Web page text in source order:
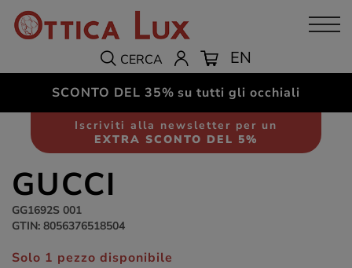
CERCA EN
SCONTO DEL 35% su tutti gli occhiali
Iscriviti alla newsletter per un
EXTRA SCONTO DEL 5%
Occhiali da sole Donna
GUCCI
GG1692S 001
GTIN: 8056376518504
Solo 1 pezzo disponibile